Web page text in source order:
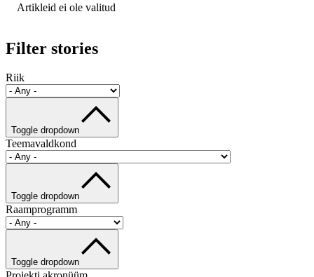
Artikleid ei ole valitud
Filter stories
Riik
Toggle dropdown
Teemavaldkond
Toggle dropdown
Raamprogramm
Toggle dropdown